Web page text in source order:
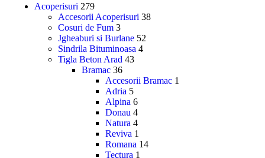
Acoperisuri 279
Accesorii Acoperisuri 38
Cosuri de Fum 3
Jgheaburi si Burlane 52
Sindrila Bituminoasa 4
Tigla Beton Arad 43
Bramac 36
Accesorii Bramac 1
Adria 5
Alpina 6
Donau 4
Natura 4
Reviva 1
Romana 14
Tectura 1